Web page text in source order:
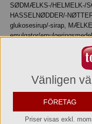
SØDMÆLKS-/HELMELK-/
HASSELNØDDER/-
glukosesirup/-sirap,
emulgator/
(invertase),
vaniljeekstrakt/
nødder/nøtter. Kan
kakaotørstof/-torrsubstans
chokladen.
Näringsvärde
Tillagningsstatus: Ej tillagad
Vänligen
FÖRETAG
Priser visas exkl.